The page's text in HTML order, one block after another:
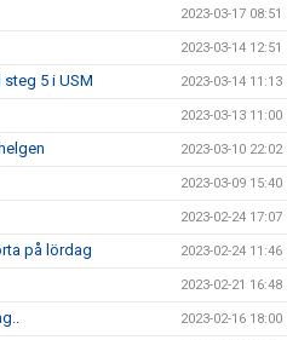
2023-03-17 08:51
2023-03-14 12:51
5 i USM 2023-03-14 11:13
2023-03-13 11:00
2023-03-10 22:02
2023-03-09 15:40
2023-02-24 17:07
på lördag 2023-02-24 11:46
2023-02-21 16:48
2023-02-16 18:00